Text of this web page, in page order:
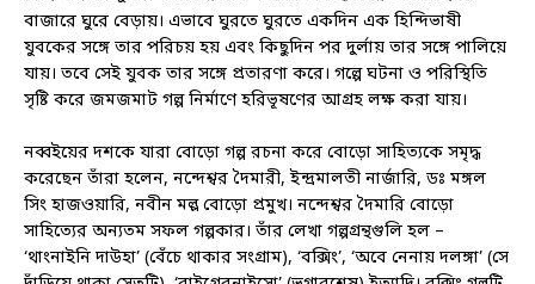
বাজারে ঘুরে বেড়ায়। এভাবে ঘুরতে ঘুরতে একদিন এক হিন্দিভাষী
যুবকের সঙ্গে তার পরিচয় হয় এবং কিছুদিন পর দুর্লায় তার সঙ্গে পালিয়ে
যায়। তবে সেই যুবক তার সঙ্গে প্রতারণা করে। গল্পে ঘটনা ও পরিস্থিতি
সৃষ্টি করে জমজমাট গল্প নির্মাণে হরিভূষণের আগ্রহ লক্ষ করা যায়।
নব্বইয়ের দশকে যারা বোড়ো গল্প রচনা করে বোড়ো সাহিত্যকে সমৃদ্ধ
করেছেন তাঁরা হলেন, নন্দেশ্বর দৈমারী, ইন্দ্রমালতী নার্জারি, ডঃ মঙ্গল
সিং হাজওয়ারি, নবীন মল্ল বোড়ো প্রমুখ। নন্দেশ্বর দৈমারি বোড়ো
সাহিত্যের অন্যতম সফল গল্পকার। তাঁর লেখা গল্পগ্রন্থগুলি হল –
‘থাংনাইনি দাউহা’ (বেঁচে থাকার সংগ্রাম), ‘বক্সিং’, ‘অবে নেনায় দলঙ্গা’ (সে